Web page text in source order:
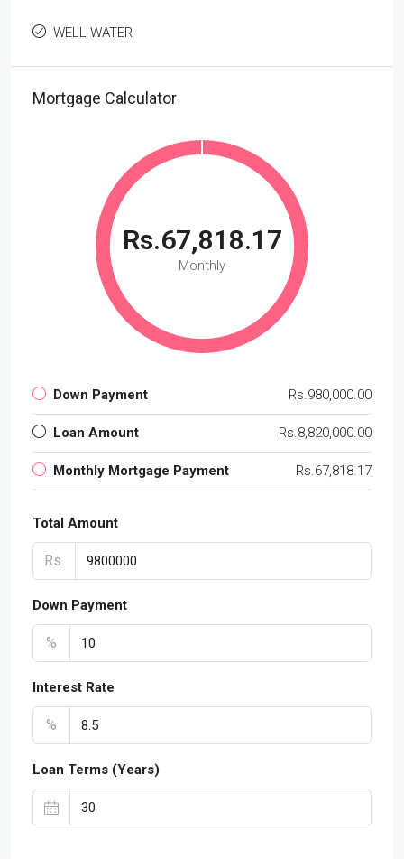
WELL WATER
Mortgage Calculator
Rs.67,818.17
Monthly
Down Payment Rs.980,000.00
Loan Amount Rs.8,820,000.00
Monthly Mortgage Payment Rs.67,818.17
Total Amount
Rs.
Down Payment
%
Interest Rate
%
Loan Terms (Years)